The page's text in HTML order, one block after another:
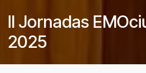
II Jornadas
2025